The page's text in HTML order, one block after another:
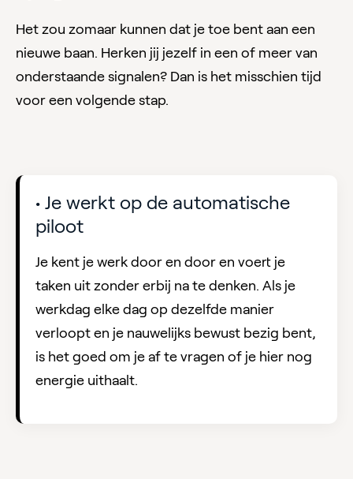
Het zou zomaar kunnen dat je toe bent aan een
nieuwe baan. Herken jij jezelf in een of meer van
onderstaande signalen? Dan is het misschien tijd
voor een volgende stap.
• Je werkt op de automatische
piloot
Je kent je werk door en door en voert je
taken uit zonder erbij na te denken. Als je
werkdag elke dag op dezelfde manier
verloopt en je nauwelijks bewust bezig bent,
is het goed om je af te vragen of je hier nog
energie uithaalt.